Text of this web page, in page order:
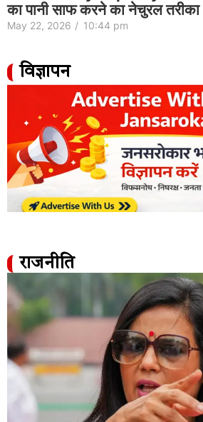
का पानी साफ करने का नेचुरल तरीका
May 22, 2026 / 10:44 pm
विज्ञापन
राजनीति